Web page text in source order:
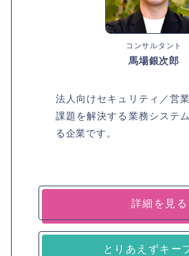
コンサルタント
馬場銀次郎
法人向けセキュリティ／営
課題を解決する業務システ
る企業です。
詳細を見る
とりあえずキー